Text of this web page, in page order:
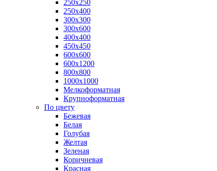
250х250
250х400
300х300
300х600
400х400
450х450
600х600
600х1200
800х800
1000х1000
Мелкоформатная
Крупноформатная
По цвету
Бежевая
Белая
Голубая
Желтая
Зеленая
Коричневая
Красная